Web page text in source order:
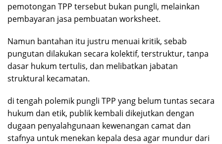
pemotongan TPP tersebut bukan pungli, melainkan
pembayaran jasa pembuatan worksheet.
Namun bantahan itu justru menuai kritik, sebab
pungutan dilakukan secara kolektif, terstruktur, tanpa
dasar hukum tertulis, dan melibatkan jabatan
struktural kecamatan.
di tengah polemik pungli TPP yang belum tuntas secara
hukum dan etik, publik kembali dikejutkan dengan
dugaan penyalahgunaan kewenangan camat dan
stafnya untuk menekan kepala desa agar mundur dari